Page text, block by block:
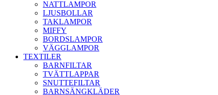
NATTLAMPOR
LJUSBOLLAR
TAKLAMPOR
MIFFY
BORDSLAMPOR
VÄGGLAMPOR
TEXTILER
BARNFILTAR
TVÄTTLAPPAR
SNUTTEFILTAR
BARNSÄNGKLÄDER